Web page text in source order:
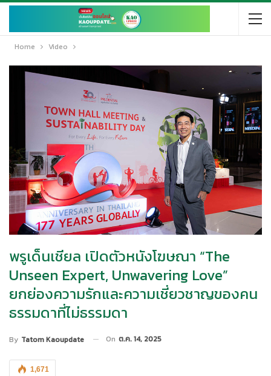
Home Video
พรูเด็นเชียล เปิดตัวหนังโฆษณา “The
Unseen Expert, Unwavering Love”
ยกย่องความรักและความเชี่ยวชาญของคน
ธรรมดาที่ไม่ธรรมดา
By Tatom Kaoupdate On ต.ค. 14, 2025
1,671